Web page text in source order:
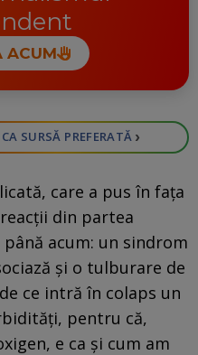
ACUM
CA SURSĂ PREFERATĂ ›
care a pus în fața
din partea
acum: un sindrom
și o tulburare de
ce intră în colaps un
pentru că,
e ca și cum am